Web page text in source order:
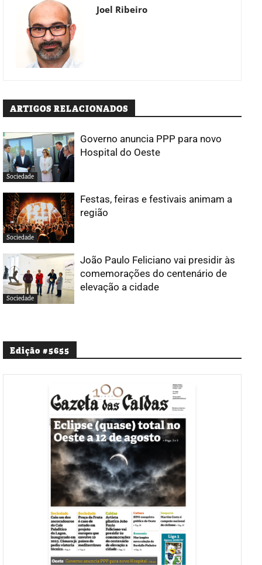
Joel Ribeiro
ARTIGOS RELACIONADOS
Sociedade
Governo anuncia PPP para novo
Hospital do Oeste
Sociedade
Festas, feiras e festivais animam a
região
Sociedade
João Paulo Feliciano vai presidir às
comemorações do centenário de
elevação a cidade
Edição #5655